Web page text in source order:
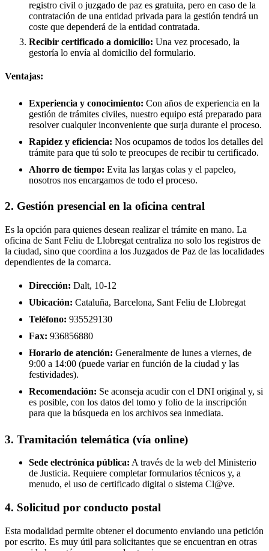
registro civil o juzgado de paz es gratuita, pero en caso de la
contratación de una entidad privada para la gestión tendrá un
coste que dependerá de la entidad contratada.
Recibir certificado a domicilio: Una vez procesado, la
gestoría lo envía al domicilio del formulario.
Ventajas:
Experiencia y conocimiento: Con años de experiencia en la
gestión de trámites civiles, nuestro equipo está preparado para
resolver cualquier inconveniente que surja durante el proceso.
Rapidez y eficiencia: Nos ocupamos de todos los detalles del
trámite para que tú solo te preocupes de recibir tu certificado.
Ahorro de tiempo: Evita las largas colas y el papeleo,
nosotros nos encargamos de todo el proceso.
2. Gestión presencial en la oficina central
Es la opción para quienes desean realizar el trámite en mano. La
oficina de Sant Feliu de Llobregat centraliza no solo los registros de
la ciudad, sino que coordina a los Juzgados de Paz de las localidades
dependientes de la comarca.
Dirección: Dalt, 10-12
Ubicación: Cataluña, Barcelona, Sant Feliu de Llobregat
Teléfono: 935529130
Fax: 936856880
Horario de atención: Generalmente de lunes a viernes, de
9:00 a 14:00 (puede variar en función de la ciudad y las
festividades).
Recomendación: Se aconseja acudir con el DNI original y, si
es posible, con los datos del tomo y folio de la inscripción
para que la búsqueda en los archivos sea inmediata.
3. Tramitación telemática (vía online)
Sede electrónica pública: A través de la web del Ministerio
de Justicia. Requiere completar formularios técnicos y, a
menudo, el uso de certificado digital o sistema Cl@ve.
4. Solicitud por conducto postal
Esta modalidad permite obtener el documento enviando una petición
por escrito. Es muy útil para solicitantes que se encuentran en otras